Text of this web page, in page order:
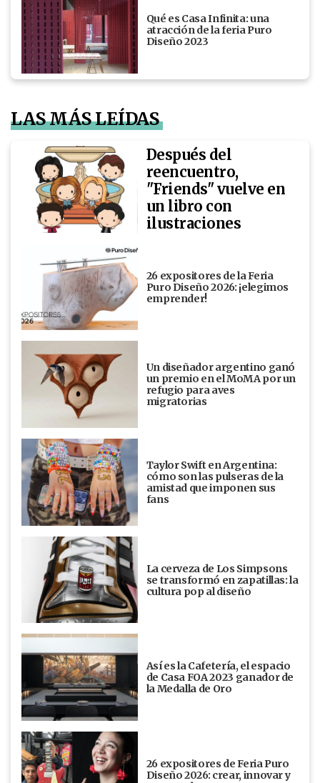
Qué es Casa Infinita: una
atracción de la feria Puro
Diseño 2023
LAS MÁS LEÍDAS
Después del
reencuentro,
"Friends" vuelve en
un libro con
ilustraciones
26 expositores de la Feria
Puro Diseño 2026: ¡elegimos
emprender!
Un diseñador argentino ganó
un premio en el MoMA por un
refugio para aves
migratorias
Taylor Swift en Argentina:
cómo son las pulseras de la
amistad que imponen sus
fans
La cerveza de Los Simpsons
se transformó en zapatillas: la
cultura pop al diseño
Así es la Cafetería, el espacio
de Casa FOA 2023 ganador de
la Medalla de Oro
26 expositores de Feria Puro
Diseño 2026: crear, innovar y